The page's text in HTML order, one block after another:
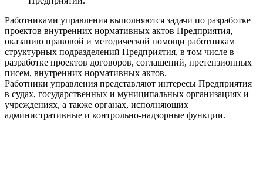
Работниками управления выполняются задачи по разработке
проектов внутренних нормативных актов Предприятия,
оказанию правовой и методической помощи работникам
структурных подразделений Предприятия, в том числе в
разработке проектов договоров, соглашений, претензионных
писем, внутренних нормативных актов.
Работники управления представляют интересы Предприятия
в судах, государственных и муниципальных организациях и
учреждениях, а также органах, исполняющих
административные и контрольно-надзорные функции.